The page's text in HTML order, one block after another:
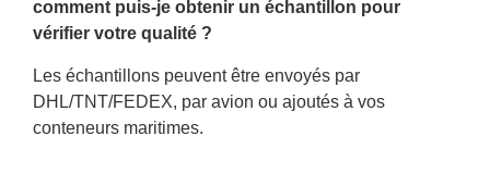
comment puis-je obtenir un échantillon pour
vérifier votre qualité ?
Les échantillons peuvent être envoyés par
DHL/TNT/FEDEX, par avion ou ajoutés à vos
conteneurs maritimes.